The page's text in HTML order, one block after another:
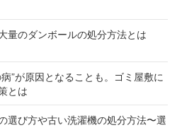
量のダンボールの処分方法とは
”が原因となることも。ゴミ屋敷に
とは
選び方や古い洗濯機の処分方法〜選